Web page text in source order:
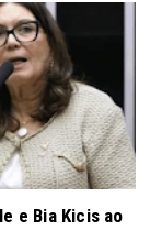
e Bia Kicis ao